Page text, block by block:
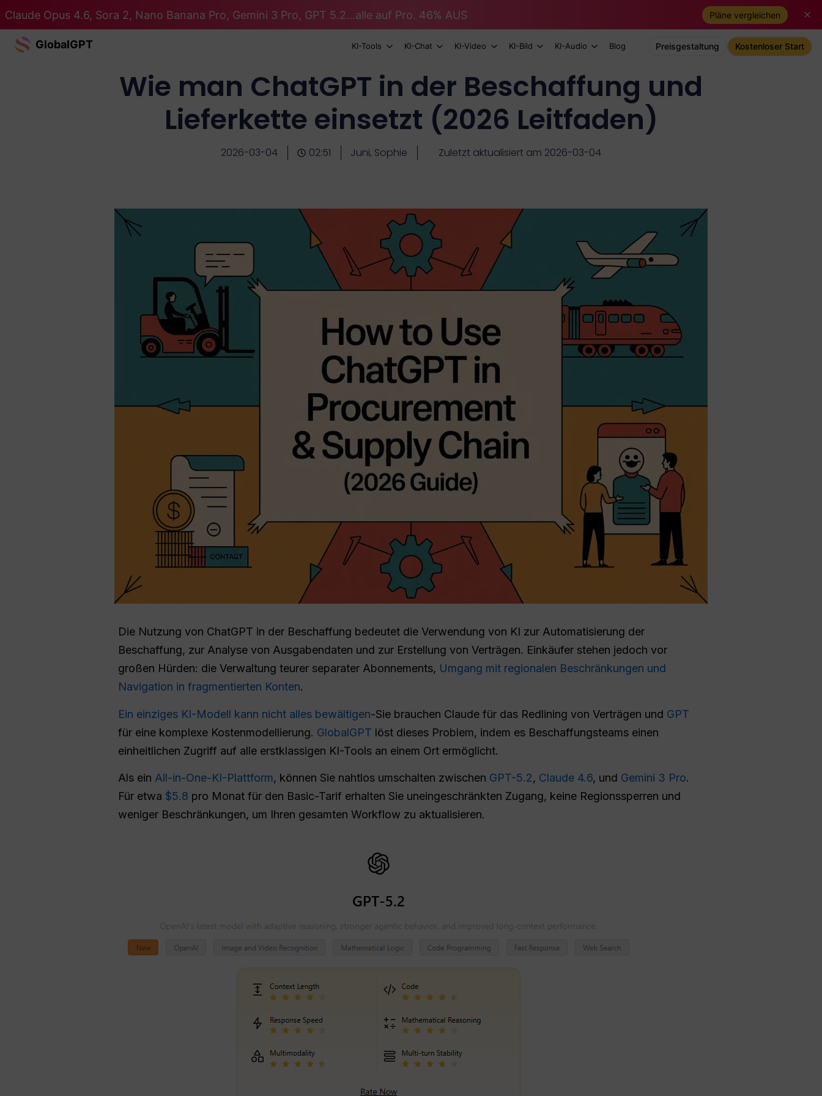
Claude Opus 4.6, Sora 2, Nano Banana Pro, Gemini 3 Pro, GPT 5.2...alle auf Pro. 46% AUS Pläne vergleichen
GlobalGPT KI-Tools KI-Chat KI-Video KI-Bild KI-Audio Blog Preisgestaltung Kostenloser Start
Wie man ChatGPT in der Beschaffung und
Lieferkette einsetzt (2026 Leitfaden)
2026-03-04 02:51 Juni, Sophie Zuletzt aktualisiert am 2026-03-04
Die Nutzung von ChatGPT in der Beschaffung bedeutet die Verwendung von KI zur Automatisierung der
Beschaffung, zur Analyse von Ausgabendaten und zur Erstellung von Verträgen. Einkäufer stehen jedoch vor
großen Hürden: die Verwaltung teurer separater Abonnements, Umgang mit regionalen Beschränkungen und
Navigation in fragmentierten Konten.
Ein einziges KI-Modell kann nicht alles bewältigen-Sie brauchen Claude für das Redlining von Verträgen und GPT
für eine komplexe Kostenmodellierung. GlobalGPT löst dieses Problem, indem es Beschaffungsteams einen
einheitlichen Zugriff auf alle erstklassigen KI-Tools an einem Ort ermöglicht.
Als ein All-in-One-KI-Plattform, können Sie nahtlos umschalten zwischen GPT-5.2, Claude 4.6, und Gemini 3 Pro.
Für etwa $5.8 pro Monat für den Basic-Tarif erhalten Sie uneingeschränkten Zugang, keine Regionssperren und
weniger Beschränkungen, um Ihren gesamten Workflow zu aktualisieren.